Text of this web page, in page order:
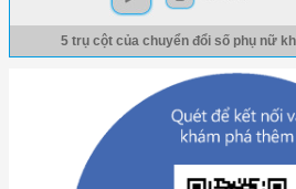
5 trụ cột của chuyển đổi số phụ nữ